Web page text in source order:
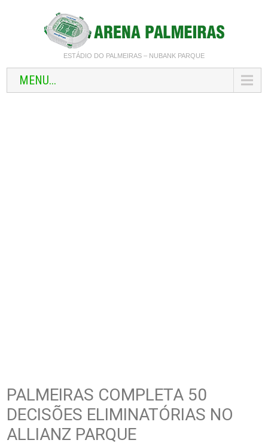
ESTÁDIO DO PALMEIRAS – NUBANK PARQUE
MENU...
PALMEIRAS COMPLETA 50
DECISÕES ELIMINATÓRIAS NO
ALLIANZ PARQUE